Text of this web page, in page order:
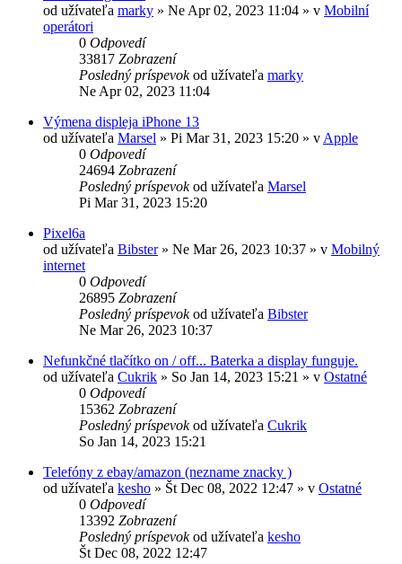
od užívateľa marky » Ne Apr 02, 2023 11:04 » v Mobilní
operátori
0 Odpovedí
33817 Zobrazení
Posledný príspevokod užívateľa marky
Ne Apr 02, 2023 11:04
Výmena displeja iPhone 13
od užívateľa Marsel » Pi Mar 31, 2023 15:20 » v Apple
0 Odpovedí
24694 Zobrazení
Posledný príspevokod užívateľa Marsel
Pi Mar 31, 2023 15:20
Pixel6a
od užívateľa Bibster» Ne Mar 26, 2023 10:37 » v Mobilný
internet
0 Odpovedí
26895 Zobrazení
Posledný príspevokod užívateľa Bibster
Ne Mar 26, 2023 10:37
Nefunkčné tlačítko on / off... Baterka a display funguje.
od užívateľa Cukrik » So Jan 14, 2023 15:21 » v Ostatné
0 Odpovedí
15362 Zobrazení
Posledný príspevokod užívateľa Cukrik
So Jan 14, 2023 15:21
Telefóny z ebay/amazon (nezname znacky )
od užívateľa kesho » Št Dec 08, 2022 12:47 » v Ostatné
0 Odpovedí
13392 Zobrazení
Posledný príspevokod užívateľa kesho
Št Dec 08, 2022 12:47